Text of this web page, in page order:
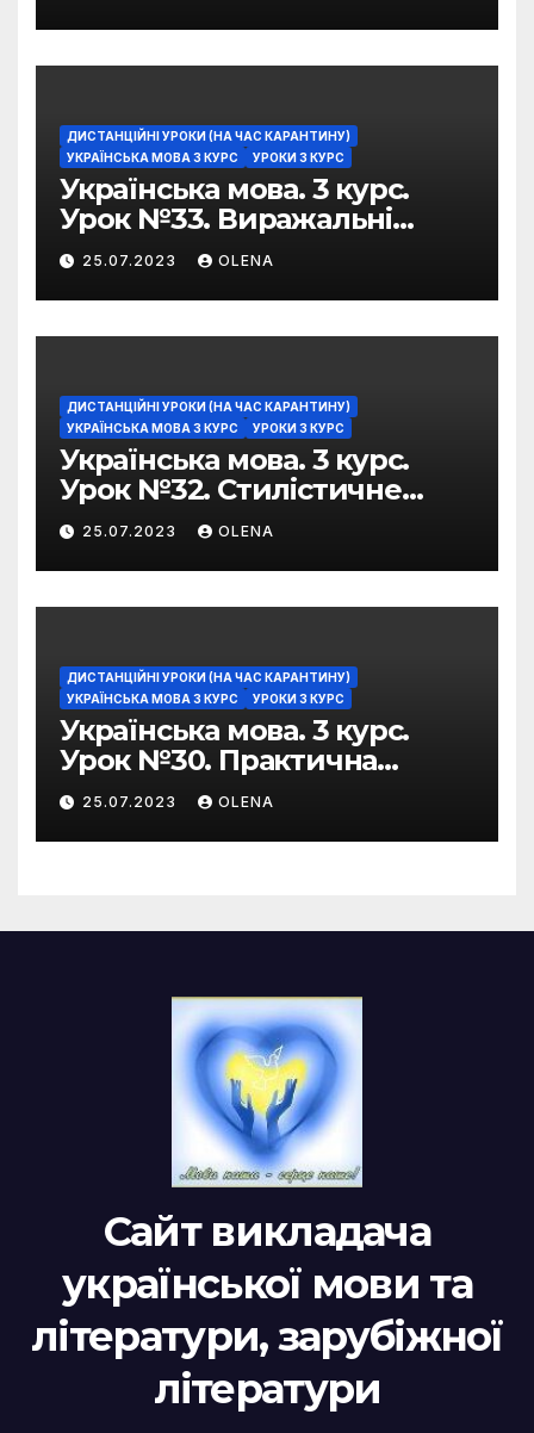
ДИСТАНЦІЙНІ УРОКИ (НА ЧАС КАРАНТИНУ)
УКРАЇНСЬКА МОВА 3 КУРС
УРОКИ 3 КУРС
Українська мова. 3 курс.
Урок №33. Виражальні
можливості фразеологізмів
25.07.2023 OLENA
ДИСТАНЦІЙНІ УРОКИ (НА ЧАС КАРАНТИНУ)
УКРАЇНСЬКА МОВА 3 КУРС
УРОКИ 3 КУРС
Українська мова. 3 курс.
Урок №32. Стилістичне
забарвлення
фразеологізмів
25.07.2023 OLENA
ДИСТАНЦІЙНІ УРОКИ (НА ЧАС КАРАНТИНУ)
УКРАЇНСЬКА МОВА 3 КУРС
УРОКИ 3 КУРС
Українська мова. 3 курс.
Урок №30. Практична
риторика. Оцінювальні
жанри. Характеристика
25.07.2023 OLENA
Сайт викладача
української мови та
літератури, зарубіжної
літератури